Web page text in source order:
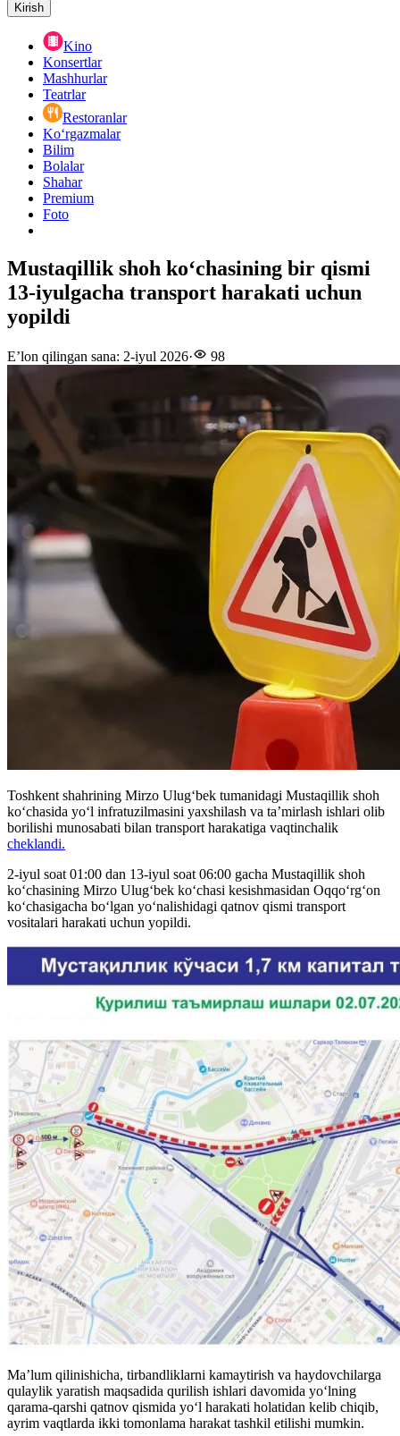
Kirish
Kino
Konsertlar
Mashhurlar
Teatrlar
Restoranlar
Ko‘rgazmalar
Bilim
Bolalar
Shahar
Premium
Foto
Mustaqillik shoh ko‘chasining bir qismi
13-iyulgacha transport harakati uchun
yopildi
E’lon qilingan sana: 2-iyul 2026· 98
Toshkent shahrining Mirzo Ulug‘bek tumanidagi Mustaqillik shoh
ko‘chasida yo‘l infratuzilmasini yaxshilash va ta’mirlash ishlari olib
borilishi munosabati bilan transport harakatiga vaqtinchalik
cheklandi.
2-iyul soat 01:00 dan 13-iyul soat 06:00 gacha Mustaqillik shoh
ko‘chasining Mirzo Ulug‘bek ko‘chasi kesishmasidan Oqqo‘rg‘on
ko‘chasigacha bo‘lgan yo‘nalishidagi qatnov qismi transport
vositalari harakati uchun yopildi.
Ma’lum qilinishicha, tirbandliklarni kamaytirish va haydovchilarga
qulaylik yaratish maqsadida qurilish ishlari davomida yo‘lning
qarama-qarshi qatnov qismida yo‘l harakati holatidan kelib chiqib,
ayrim vaqtlarda ikki tomonlama harakat tashkil etilishi mumkin.